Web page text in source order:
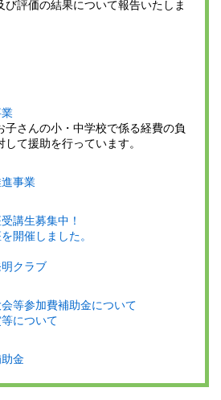
び評価の結果について報告いたしま
子さんの小・中学校で係る経費の負
て援助を行っています。
事業
講生募集中！
開催しました。
クラブ
等参加費補助金について
について
金